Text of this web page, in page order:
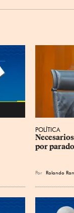
POLÍTICA
por
Por Rolando